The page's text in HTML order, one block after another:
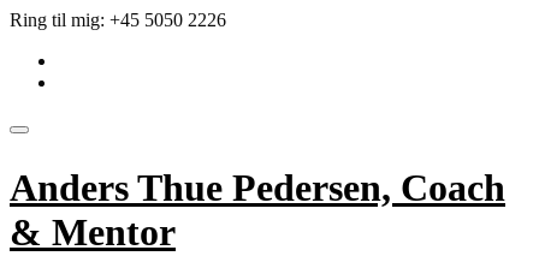
Videre
indhold
Ring til mig: +45 5050 2226
Skift
Anders Thue Pedersen, Coach
& Mentor